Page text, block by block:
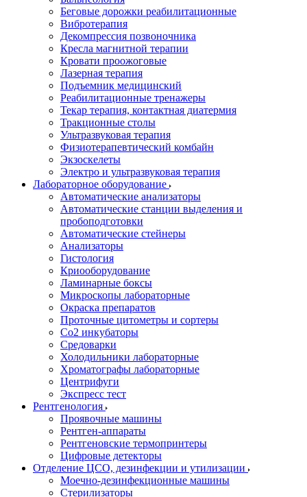
Беговые дорожки реабилитационные
Вибротерапия
Декомпрессия позвоночника
Кресла магнитной терапии
Кровати проожоговые
Лазерная терапия
Подъемник медицинский
Реабилитационные тренажеры
Текар терапия, контактная диатермия
Тракционные столы
Ультразвуковая терапия
Физиотерапевтический комбайн
Экзоскелеты
Электро и ультразвуковая терапия
Лабораторное оборудование
Автоматические анализаторы
Автоматические станции выделения и
пробоподготовки
Автоматические стейнеры
Анализаторы
Гистология
Криооборудование
Ламинарные боксы
Микроскопы лабораторные
Окраска препаратов
Проточные цитометры и сортеры
Со2 инкубаторы
Средоварки
Холодильники лабораторные
Хроматографы лабораторные
Центрифуги
Экспресс тест
Рентгенология
Проявочные машины
Рентген-аппараты
Рентгеновские термопринтеры
Цифровые детекторы
Отделение ЦСО, дезинфекции и утилизации
Моечно-дезинфекционные машины
Стерилизаторы